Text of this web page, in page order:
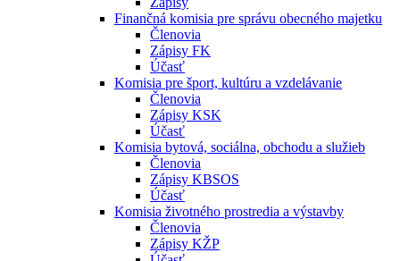
Finančná komisia pre správu obecného majetku
Členovia
Zápisy FK
Účasť
Komisia pre šport, kultúru a vzdelávanie
Členovia
Zápisy KSK
Účasť
Komisia bytová, sociálna, obchodu a služieb
Členovia
Zápisy KBSOS
Účasť
Komisia životného prostredia a výstavby
Členovia
Zápisy KŽP